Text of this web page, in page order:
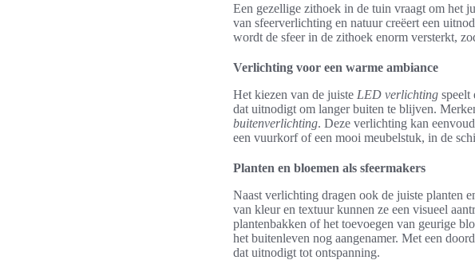
Een gezellige zithoek in de tuin vraagt om het
van sfeerverlichting en natuur creëert een
wordt de sfeer in de zithoek enorm versterkt,
Verlichting voor een warme ambiance
Het kiezen van de juiste LED verlichting speelt
dat uitnodigt om langer buiten te blijven.
buitenverlichting. Deze verlichting kan
een vuurkorf of een mooi meubelstuk, in de
Planten en bloemen als sfeermakers
Naast verlichting dragen ook de juiste planten
van kleur en textuur kunnen ze een visueel
plantenbakken of het toevoegen van geurige
het buitenleven nog aangenamer. Met een
dat uitnodigt tot ontspanning.